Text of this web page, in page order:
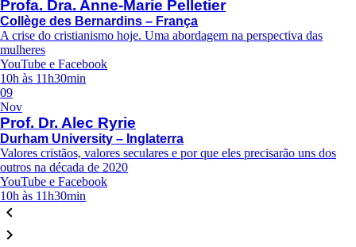
Profa. Dra. Anne-Marie Pelletier
Collège des Bernardins – França
A crise do cristianismo hoje. Uma abordagem na perspectiva das
mulheres
YouTube e Facebook
10h às 11h30min
09
Nov
Prof. Dr. Alec Ryrie
Durham University – Inglaterra
Valores cristãos, valores seculares e por que eles precisarão uns dos
outros na década de 2020
YouTube e Facebook
10h às 11h30min
keyboard_arrow_left
keyboard_arrow_right